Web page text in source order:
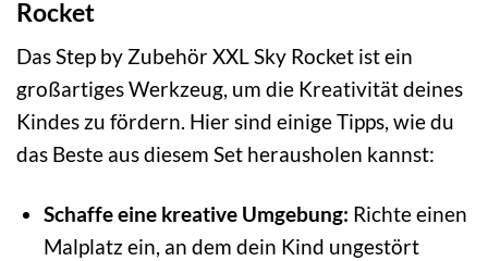
Rocket
Das Step by Zubehör XXL Sky Rocket ist ein
großartiges Werkzeug, um die Kreativität deines
Kindes zu fördern. Hier sind einige Tipps, wie du
das Beste aus diesem Set herausholen kannst:
Schaffe eine kreative Umgebung: Richte einen
Malplatz ein, an dem dein Kind ungestört